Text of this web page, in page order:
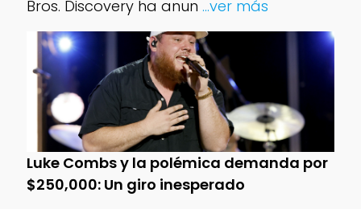
Bros. Discovery ha anun ...ver más
Luke Combs y la polémica demanda por
$250,000: Un giro inesperado